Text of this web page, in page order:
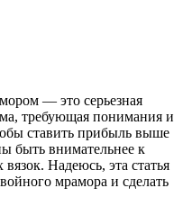
— это серьезная
требующая понимания и
ставить прибыль выше
быть внимательнее к
Надеюсь, эта статья
мрамора и сделать